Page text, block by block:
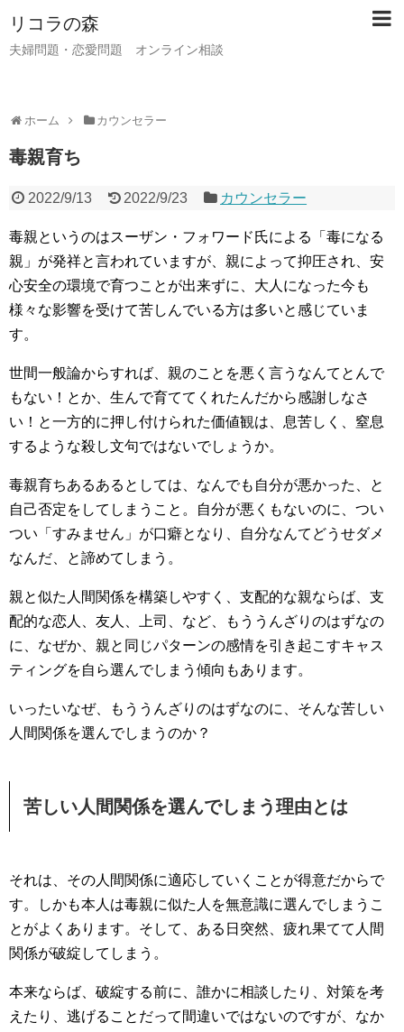
リコラの森
夫婦問題・恋愛問題 オンライン相談
ホーム カウンセラー
毒親育ち
2022/9/13 2022/9/23 カウンセラー
毒親というのはスーザン・フォワード氏による「毒になる
親」が発祥と言われていますが、親によって抑圧され、安
心安全の環境で育つことが出来ずに、大人になった今も
様々な影響を受けて苦しんでいる方は多いと感じていま
す。
世間一般論からすれば、親のことを悪く言うなんてとんで
もない！とか、生んで育ててくれたんだから感謝しなさ
い！と一方的に押し付けられた価値観は、息苦しく、窒息
するような殺し文句ではないでしょうか。
毒親育ちあるあるとしては、なんでも自分が悪かった、と
自己否定をしてしまうこと。自分が悪くもないのに、つい
つい「すみません」が口癖となり、自分なんてどうせダメ
なんだ、と諦めてしまう。
親と似た人間関係を構築しやすく、支配的な親ならば、支
配的な恋人、友人、上司、など、もううんざりのはずなの
に、なぜか、親と同じパターンの感情を引き起こすキャス
ティングを自ら選んでしまう傾向もあります。
いったいなぜ、もううんざりのはずなのに、そんな苦しい
人間関係を選んでしまうのか？
苦しい人間関係を選んでしまう理由とは
それは、その人間関係に適応していくことが得意だからで
す。しかも本人は毒親に似た人を無意識に選んでしまうこ
とがよくあります。そして、ある日突然、疲れ果てて人間
関係が破綻してしまう。
本来ならば、破綻する前に、誰かに相談したり、対策を考
えたり、逃げることだって間違いではないのですが、なか